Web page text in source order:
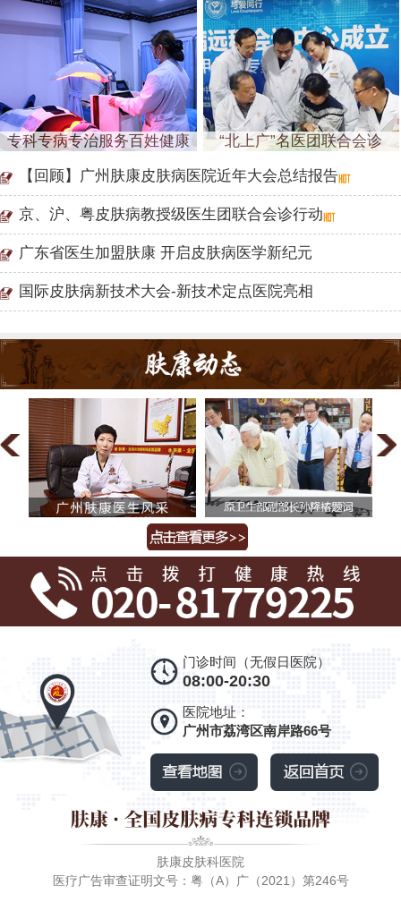
专科专病专治服务百姓健康 “北上广”名医团联合会诊
【回顾】广州肤康皮肤病医院近年大会总结报告
京、沪、粤皮肤病教授级医生团联合会诊行动
广东省医生加盟肤康 开启皮肤病医学新纪元
国际皮肤病新技术大会-新技术定点医院亮相
门诊时间（无假日医院）
08:00-20:30
医院地址：
广州市荔湾区南岸路66号
肤康皮肤科医院
医疗广告审查证明文号：粤（A）广（2021）第246号